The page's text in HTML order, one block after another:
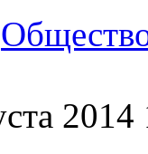
2014